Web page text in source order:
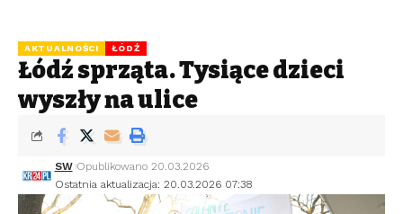
AKTUALNOŚCI ŁÓDŹ
Łódź sprząta. Tysiące dzieci
wyszły na ulice
Ostatnia aktualizacja: 20.03.2026 07:38
SW Opublikowano 20.03.2026